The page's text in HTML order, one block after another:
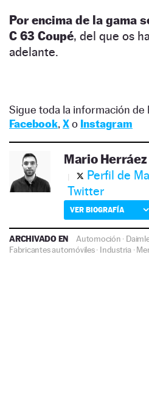
Por encima de la gama
C 63 Coupé, del que os
adelante.
Sigue toda la información de
Facebook, Xo Instagram
Mario Herráez
Perfil de
Twitter
VER BIOGRAFÍA
ARCHIVADO EN Automoción ·
Fabricantes automóviles· Industria·